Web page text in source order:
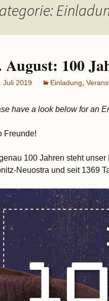
August: 100
Juli 2019 Einladung
have a look below for an
Freunde!
100 Jahren steht
Neuostra und seit 1369